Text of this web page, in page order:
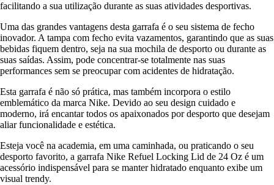
facilitando a sua utilização durante as suas atividades desportivas.
Uma das grandes vantagens desta garrafa é o seu sistema de fecho
inovador. A tampa com fecho evita vazamentos, garantindo que as suas
bebidas fiquem dentro, seja na sua mochila de desporto ou durante as
suas saídas. Assim, pode concentrar-se totalmente nas suas
performances sem se preocupar com acidentes de hidratação.
Esta garrafa é não só prática, mas também incorpora o estilo
emblemático da marca Nike. Devido ao seu design cuidado e
moderno, irá encantar todos os apaixonados por desporto que desejam
aliar funcionalidade e estética.
Esteja você na academia, em uma caminhada, ou praticando o seu
desporto favorito, a garrafa Nike Refuel Locking Lid de 24 Oz é um
acessório indispensável para se manter hidratado enquanto exibe um
visual trendy.